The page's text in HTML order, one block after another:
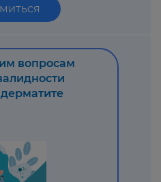
вопросам